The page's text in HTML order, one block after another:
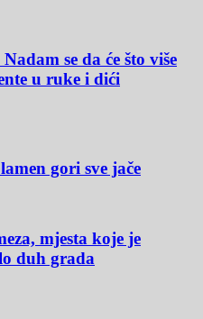
se da će što više
u ruke i dići
gori sve jače
mjesta koje je
duh grada